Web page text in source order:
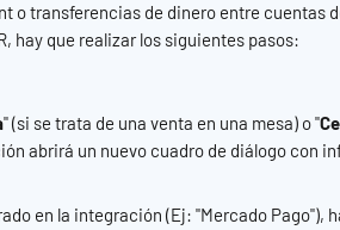
o transferencias de dinero entre cuentas
hay que realizar los siguientes pasos:
" (si se trata de una venta en una mesa) o "
abrirá un nuevo cuadro de diálogo con
en la integración (Ej: "Mercado Pago"),